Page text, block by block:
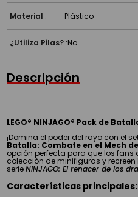
Material : Plástico
¿Utiliza Pilas? :No.
Descripción
LEGO® NINJAGO® Pack de
¡Domina el poder del rayo con el
Batalla: Combate en el Mech
opción perfecta para que los fans
colección de minifiguras y
serieNINJAGO: El renacer de los
Características principales: